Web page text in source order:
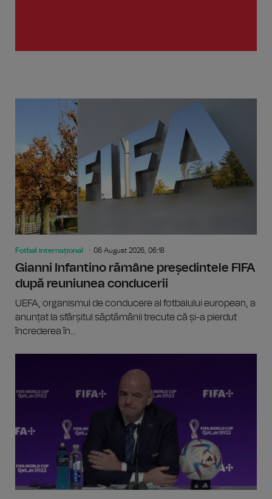
Fotbal internațional 06 August 2026, 06:18
Gianni Infantino rămâne președintele FIFA
după reuniunea conducerii
UEFA, organismul de conducere al fotbalului european, a
anunțat la sfârșitul săptămânii trecute că și-a pierdut
încrederea în...